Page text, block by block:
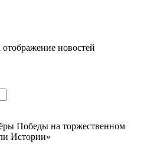
новостей
Победы на торжественном
Истории»